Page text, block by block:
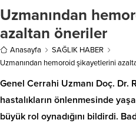
Uzmanından
azaltan öneriler
Anasayfa
SAĞLIK HABER
Uzmanından hemoroid şikayetlerini
Genel Cerrahi Uzmanı Doç. Dr.
hastalıkların önlenmesinde
büyük rol oynadığını bildirdi.